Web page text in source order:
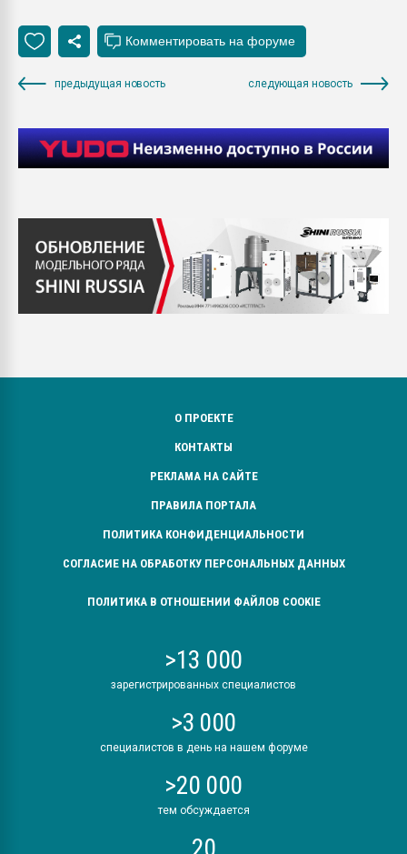
предыдущая новость следующая новость
О ПРОЕКТЕ
КОНТАКТЫ
РЕКЛАМА НА САЙТЕ
ПРАВИЛА ПОРТАЛА
ПОЛИТИКА КОНФИДЕНЦИАЛЬНОСТИ
СОГЛАСИЕ НА ОБРАБОТКУ ПЕРСОНАЛЬНЫХ ДАННЫХ
ПОЛИТИКА В ОТНОШЕНИИ ФАЙЛОВ COOKIE
>13 000
зарегистрированных специалистов
>3 000
специалистов в день на нашем форуме
>20 000
тем обсуждается
20